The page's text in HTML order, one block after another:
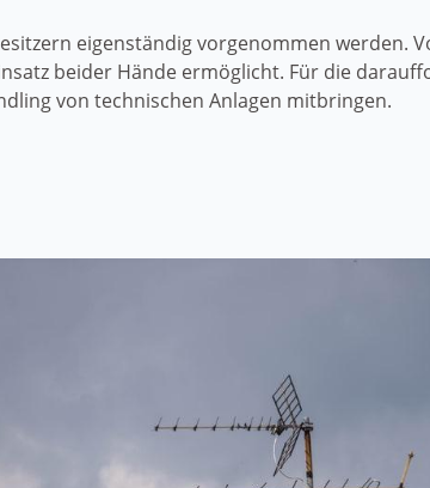
eigenständig vorgenommen werden.
beider Hände ermöglicht. Für die
von technischen Anlagen mitbringen.